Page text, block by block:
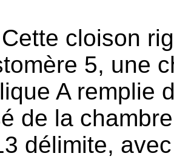
Cette cloison
5, une
A remplie
de la
délimite,